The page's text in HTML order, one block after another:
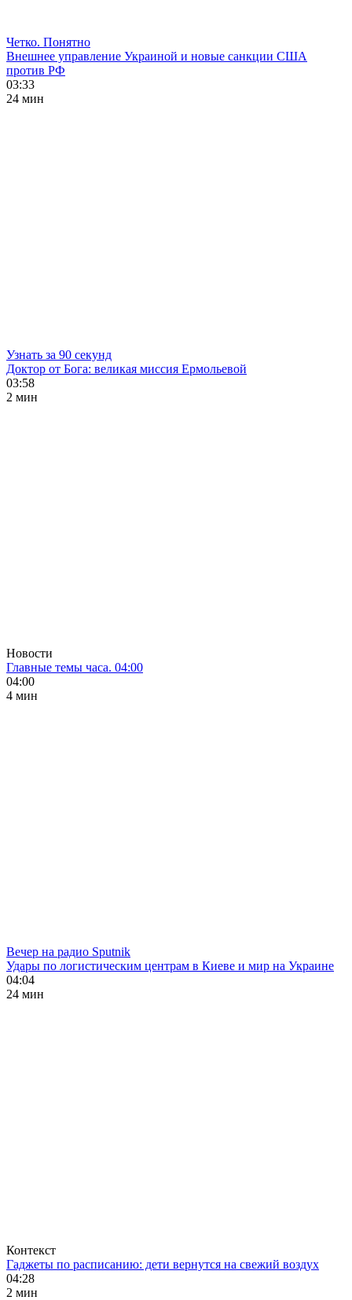
Четко. Понятно
Внешнее управление Украиной и новые санкции США
против РФ
03:33
24 мин
Узнать за 90 секунд
Доктор от Бога: великая миссия Ермольевой
03:58
2 мин
Новости
Главные темы часа. 04:00
04:00
4 мин
Вечер на радио Sputnik
Удары по логистическим центрам в Киеве и мир на Украине
04:04
24 мин
Контекст
Гаджеты по расписанию: дети вернутся на свежий воздух
04:28
2 мин